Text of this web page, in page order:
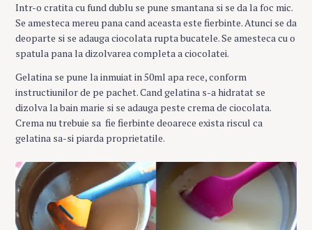
Intr-o cratita cu fund dublu se pune smantana si se da la foc mic.
Se amesteca mereu pana cand aceasta este fierbinte. Atunci se da
deoparte si se adauga ciocolata rupta bucatele. Se amesteca cu o
spatula pana la dizolvarea completa a ciocolatei.
Gelatina se pune la inmuiat in 50ml apa rece, conform
instructiunilor de pe pachet. Cand gelatina s-a hidratat se
dizolva la bain marie si se adauga peste crema de ciocolata.
Crema nu trebuie sa fie fierbinte deoarece exista riscul ca
gelatina sa-si piarda proprietatile.